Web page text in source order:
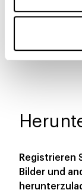
Materials,
approximate
You can find
Registrieren
Bilder und